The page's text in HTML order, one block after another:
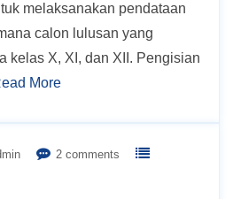
melaksanakan pendataan
calon lulusan yang
kelas X, XI, dan XII. Pengisian
More
2 comments